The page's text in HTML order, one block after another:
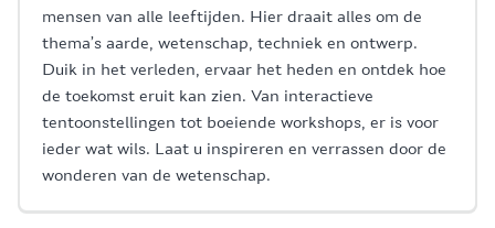
mensen van alle leeftijden. Hier draait alles om de
thema’s aarde, wetenschap, techniek en ontwerp.
Duik in het verleden, ervaar het heden en ontdek hoe
de toekomst eruit kan zien. Van interactieve
tentoonstellingen tot boeiende workshops, er is voor
ieder wat wils. Laat u inspireren en verrassen door de
wonderen van de wetenschap.